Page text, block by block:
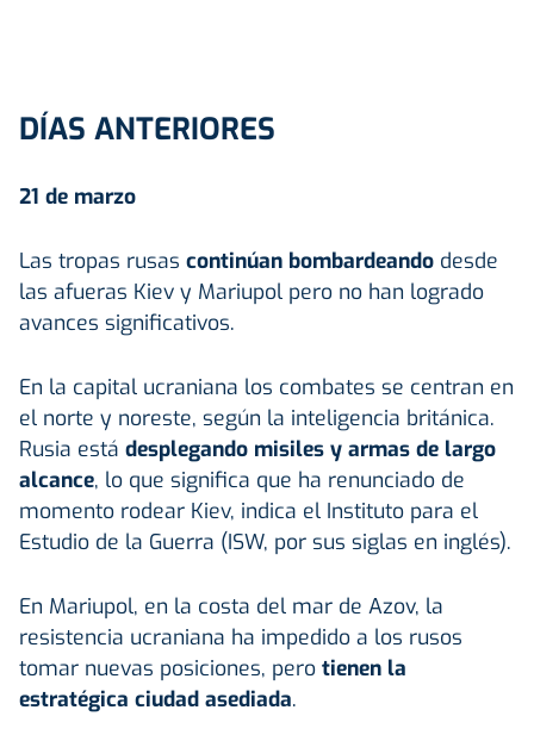
DÍAS ANTERIORES
21 de marzo
Las tropas rusas continúan bombardeando desde
las afueras Kiev y Mariupol pero no han logrado
avances significativos.
En la capital ucraniana los combates se centran en
el norte y noreste, según la inteligencia británica.
Rusia está desplegando misiles y armas de largo
alcance, lo que significa que ha renunciado de
momento rodear Kiev, indica el Instituto para el
Estudio de la Guerra (ISW, por sus siglas en inglés).
En Mariupol, en la costa del mar de Azov, la
resistencia ucraniana ha impedido a los rusos
tomar nuevas posiciones, pero tienen la
estratégica ciudad asediada.